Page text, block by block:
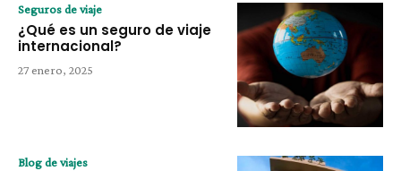
Seguros de viaje
¿Qué es un seguro de viaje
internacional?
27 enero, 2025
Blog de viajes